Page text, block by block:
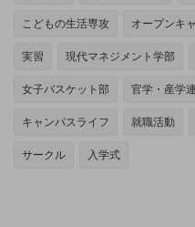
こどもの生活専攻 オープンキ
実習 現代マネジメント学部
女子バスケット部 官学・産学
キャンパスライフ 就職活動
サークル 入学式